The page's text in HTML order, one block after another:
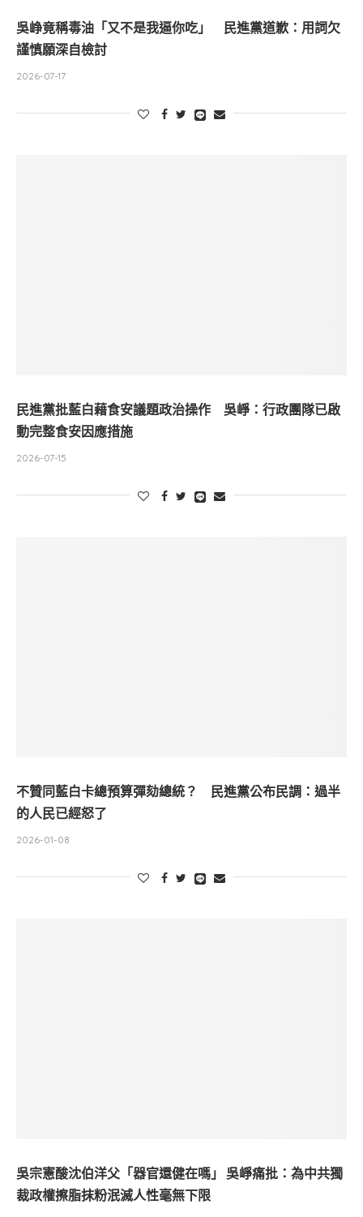
吳峥竟稱毒油「又不是我逼你吃」 民進黨道歉：用詞欠
謹慎願深自檢討
2026-07-17
民進黨批藍白藉食安議題政治操作 吳崢：行政團隊已啟
動完整食安因應措施
2026-07-15
不贊同藍白卡總預算彈劾總統？ 民進黨公布民調：過半
的人民已經怒了
2026-01-08
吳宗憲酸沈伯洋父「器官還健在嗎」 吳崢痛批：為中共獨
裁政權擦脂抹粉泯滅人性毫無下限